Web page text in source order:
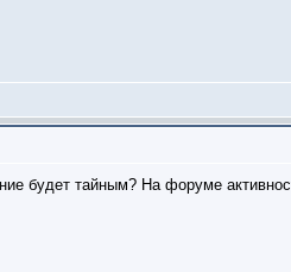
будет тайным? На форуме